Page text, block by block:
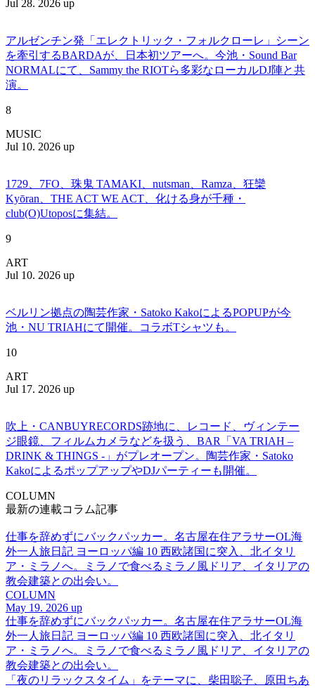
Jul 28. 2026 up
アルゼンチン発「エレクトリック・フォルクローレ」シーン
を牽引するBARDAが、日本初ツアーへ。今池・Sound Bar
NORMALにて、Sammy the RIOTら多彩なローカルDJ陣と共
演。
8
MUSIC
Jul 10. 2026 up
1729、7FO、珠鬼 TAMAKI、nutsman、Ramza、狂欒
Kyōran、THE ACT WE ACT、化ける身が千種・
club(O)Utoposに集結。
9
ART
Jul 10. 2026 up
ベルリン拠点の陶芸作家・Satoko KakoによるPOPUPが今
池・NU TRIAHにて開催。コラボTシャツも。
10
ART
Jul 17. 2026 up
吹上・CANBUYRECORDS跡地に、レコード、ヴィンテー
ジ眼鏡、フィルムカメラなどを扱う、BAR「VA TRIAH –
DRINK & THINGS -」がプレオープン。陶芸作家・Satoko
KakoによるポップアップやDJパーティーも開催。
COLUMN
最新の連載コラム記事
仕事を辞めずにバックパッカー。名古屋在住アラサーOL海
外一人旅日記 ヨーロッパ編 10 西欧諸国に突入、北イタリ
ア・ミラノへ。ミラノで食べるミラノ風ドリア、イタリアの
教会建築との出会い。
COLUMN
May 19. 2026 up
仕事を辞めずにバックパッカー。名古屋在住アラサーOL海
外一人旅日記 ヨーロッパ編 10 西欧諸国に突入、北イタリ
ア・ミラノへ。ミラノで食べるミラノ風ドリア、イタリアの
教会建築との出会い。
「夜のリラックスタイム」をテーマに、柴田聡子、原田ちあ